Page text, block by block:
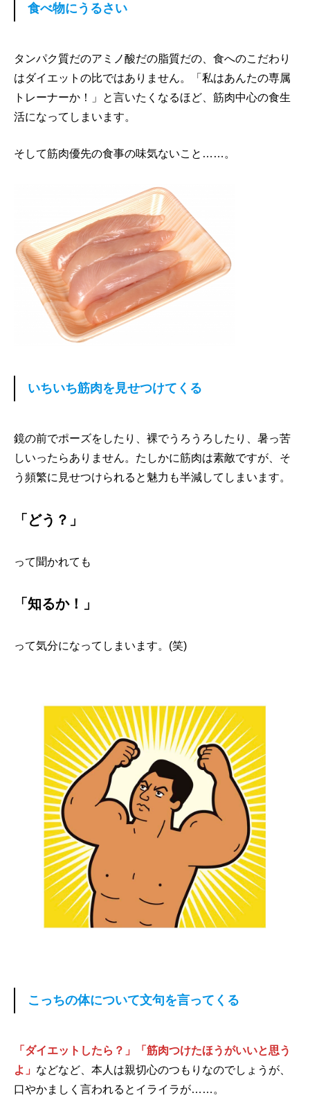
食べ物にうるさい
タンパク質だのアミノ酸だの脂質だの、食へのこだわり
はダイエットの比ではありません。「私はあんたの専属
トレーナーか！」と言いたくなるほど、筋肉中心の食生
活になってしまいます。
そして筋肉優先の食事の味気ないこと……。
いちいち筋肉を見せつけてくる
鏡の前でポーズをしたり、裸でうろうろしたり、暑っ苦
しいったらありません。たしかに筋肉は素敵ですが、そ
う頻繁に見せつけられると魅力も半減してしまいます。
「どう？」
って聞かれても
「知るか！」
って気分になってしまいます。(笑)
こっちの体について文句を言ってくる
「ダイエットしたら？」「筋肉つけたほうがいいと思う
よ」 などなど、本人は親切心のつもりなのでしょうが、
口やかましく言われるとイライラが……。